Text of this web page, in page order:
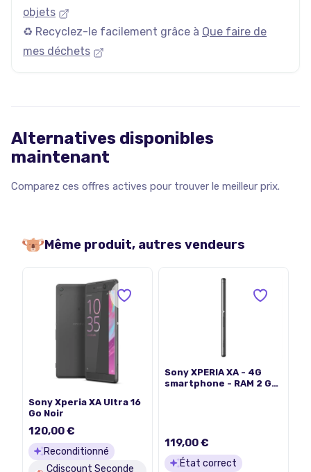
objets
♻️ Recyclez-le facilement grâce à Que faire de
mes déchets
Alternatives disponibles
maintenant
Comparez ces offres actives pour trouver le meilleur prix.
Même produit, autres vendeurs
Sony Xperia XA Ultra 16
Go Noir
120,00 €
Reconditionné
Cdiscount Seconde
Sony XPERIA XA - 4G
smartphone - RAM 2 Go
MP - front camera 8 MP
- noir graphite
119,00 €
État correct